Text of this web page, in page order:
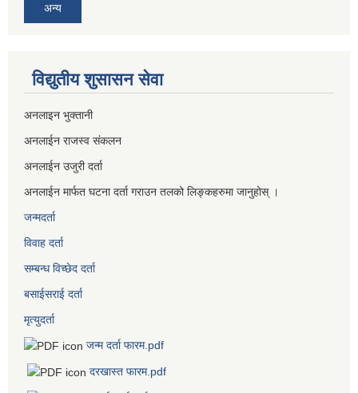
अन्य
विद्युतीय शुसासन सेवा
अनलाइन भुक्तानी
अनलाईन राजस्व संकलन
अनलाईन उजुरी दर्ता
अनलाईन मार्फत घटना दर्ता गराउन तलको लिङ्कहरुमा जानुहोस् ।
जन्मदर्ता
विवाह दर्ता
सम्बन्ध विच्छेद दर्ता
बसाईसराई दर्ता
मृत्युदर्ता
जन्म दर्ता फारम.pdf
दरखास्त फारम.pdf